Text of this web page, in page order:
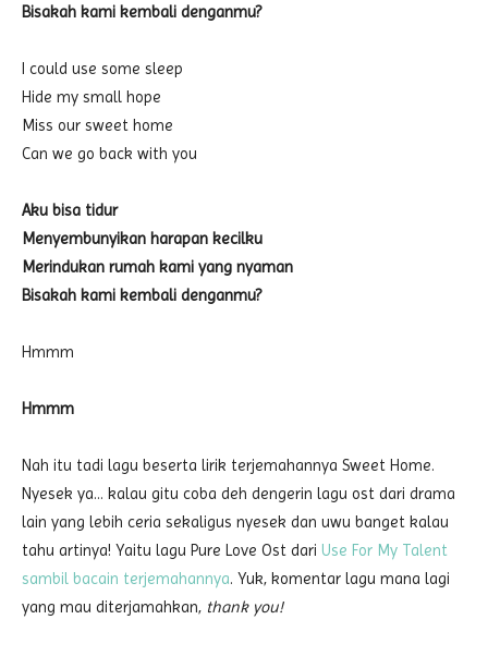
Bisakah kami kembali denganmu?
I could use some sleep
Hide my small hope
Miss our sweet home
Can we go back with you
Aku bisa tidur
Menyembunyikan harapan kecilku
Merindukan rumah kami yang nyaman
Bisakah kami kembali denganmu?
Hmmm
Hmmm
Nah itu tadi lagu beserta lirik terjemahannya Sweet Home.
Nyesek ya… kalau gitu coba deh dengerin lagu ost dari drama
lain yang lebih ceria sekaligus nyesek dan uwu banget kalau
tahu artinya! Yaitu lagu Pure Love Ost dari Use For My Talent
sambil bacain terjemahannya. Yuk, komentar lagu mana lagi
yang mau diterjamahkan, thank you!